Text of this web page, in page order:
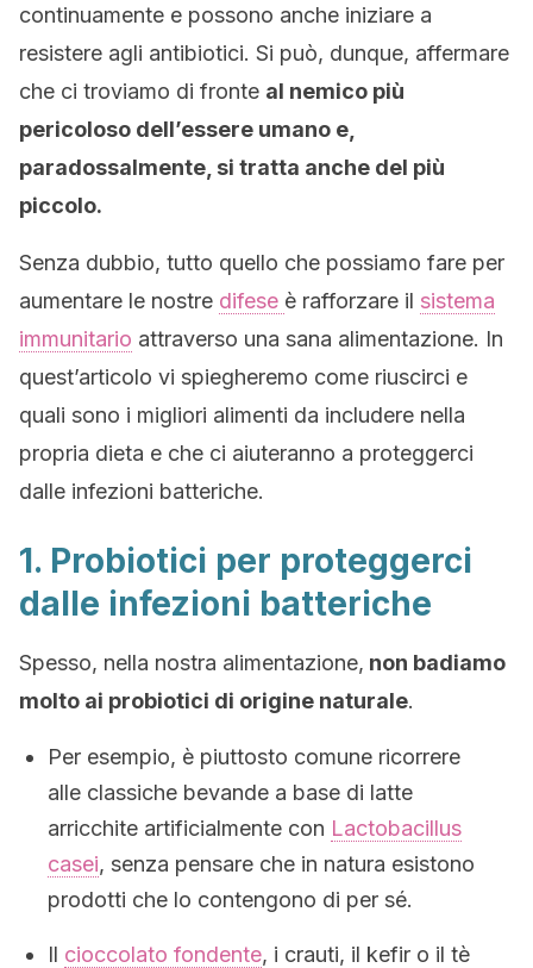
continuamente e possono anche iniziare a
resistere agli antibiotici. Si può, dunque, affermare
che ci troviamo di fronte al nemico più
pericoloso dell’essere umano e,
paradossalmente, si tratta anche del più
piccolo.
Senza dubbio, tutto quello che possiamo fare per
aumentare le nostre difese è rafforzare il sistema
immunitario attraverso una sana alimentazione. In
quest’articolo vi spiegheremo come riuscirci e
quali sono i migliori alimenti da includere nella
propria dieta e che ci aiuteranno a proteggerci
dalle infezioni batteriche.
1. Probiotici per proteggerci
dalle infezioni batteriche
Spesso, nella nostra alimentazione, non badiamo
molto ai probiotici di origine naturale.
Per esempio, è piuttosto comune ricorrere
alle classiche bevande a base di latte
arricchite artificialmente con Lactobacillus
casei, senza pensare che in natura esistono
prodotti che lo contengono di per sé.
Il cioccolato fondente, i crauti, il kefir o il tè